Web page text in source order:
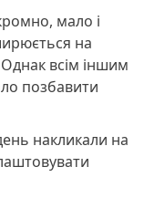
мало і
на
Однак всім іншим
позбавити
накликали на